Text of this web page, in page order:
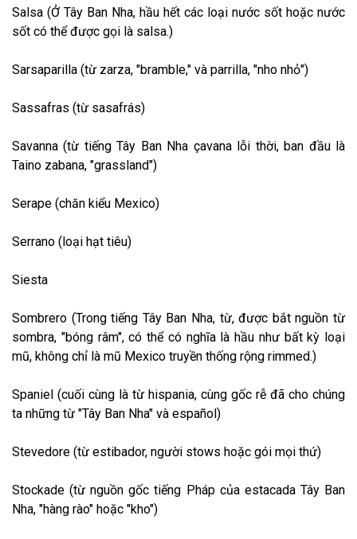
Salsa (Ở Tây Ban Nha, hầu hết các loại nước sốt hoặc nước
sốt có thể được gọi là salsa.)
Sarsaparilla (từ zarza, "bramble," và parrilla, "nho nhỏ")
Sassafras (từ sasafrás)
Savanna (từ tiếng Tây Ban Nha çavana lỗi thời, ban đầu là
Taino zabana, "grassland")
Serape (chăn kiểu Mexico)
Serrano (loại hạt tiêu)
Siesta
Sombrero (Trong tiếng Tây Ban Nha, từ, được bắt nguồn từ
sombra, "bóng râm", có thể có nghĩa là hầu như bất kỳ loại
mũ, không chỉ là mũ Mexico truyền thống rộng rimmed.)
Spaniel (cuối cùng là từ hispania, cùng gốc rễ đã cho chúng
ta những từ "Tây Ban Nha" và español)
Stevedore (từ estibador, người stows hoặc gói mọi thứ)
Stockade (từ nguồn gốc tiếng Pháp của estacada Tây Ban
Nha, "hàng rào" hoặc "kho")